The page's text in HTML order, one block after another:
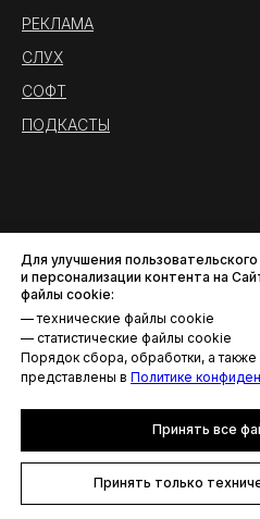
Для улучшения
и персонализации контента на
файлы cookie:
— технические файлы cookie
— статистические файлы cookie
Порядок сбора, обработки, а
представлены в Политике
Принять все
Принять только
РЕКЛАМА
СЛУХ
СОФТ
ПОДКАСТЫ
Политика
© AROUND THE